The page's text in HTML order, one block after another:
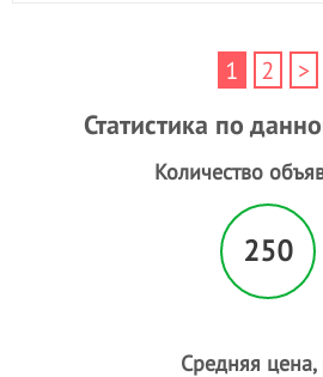
1 2 >
Статистика по
Количество
250
Средняя цена,